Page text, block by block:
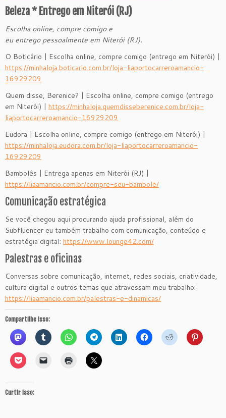
Beleza * Entrego em Niterói (RJ)
Escolha online, compre comigo e
eu entrego pessoalmente em Niterói (RJ).
O Boticário | Escolha online, compre comigo (entrego em Niterói) |
https://minhaloja.boticario.com.br/loja-liaportocarreroamancio-
16929209
Quem disse, Berenice? | Escolha online, compre comigo (entrego
em Niterói) | https://minhaloja.quemdisseberenice.com.br/loja-
liaportocarreroamancio-16929209
Eudora | Escolha online, compre comigo (entrego em Niterói) |
https://minhaloja.eudora.com.br/loja-liaportocarreroamancio-
16929209
Bambolês | Entrega apenas em Niterói (RJ) |
https://liaamancio.com.br/compre-seu-bambole/
Comunicação estratégica
Se você chegou aqui procurando ajuda profissional, além do
Subfluencer eu também trabalho com comunicação, conteúdo e
estratégia digital: https://www.lounge42.com/
Palestras e oficinas
Conversas sobre comunicação, internet, redes sociais, criatividade,
cultura digital e outros temas que atravessam meu trabalho:
https://liaamancio.com.br/palestras-e-dinamicas/
Compartilhe isso:
Curtir isso: